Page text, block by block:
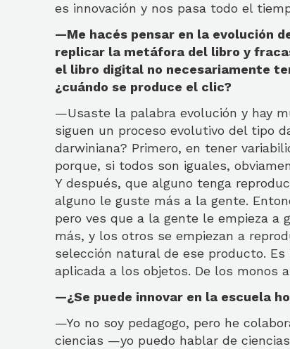
es innovación y nos pasa todo el
—Me hacés pensar en la evolución
replicar la metáfora del libro y
el libro digital no necesariamente
¿cuándo se produce el clic?
—Usaste la palabra evolución y hay
siguen un proceso evolutivo del tipo
darwiniana? Primero, en tener
porque, si todos son iguales,
Y después, que alguno tenga
alguno le guste más a la gente.
pero ves que a la gente le empieza a
más, y los otros se empiezan a
selección natural de ese producto.
aplicada a los objetos. De los monos
—¿Se puede innovar en la escuela
—Yo no soy pedagogo, pero he
ciencias —yo puedo hablar de